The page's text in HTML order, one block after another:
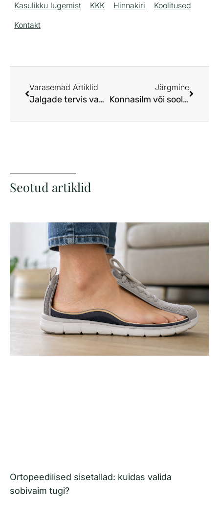
Kasulikku lugemist
KKK Hinnakiri
Koolitused
Kontakt
Varasemad Artiklid
Jalgade tervis vanemas eas: kuidas säilitada liikumisvabadus?
Järgmine
Konnasilm või soolatüügas: kuidas neil vahet teha?
Seotud artiklid
Ortopeedilised sisetallad: kuidas valida
sobivaim tugi?